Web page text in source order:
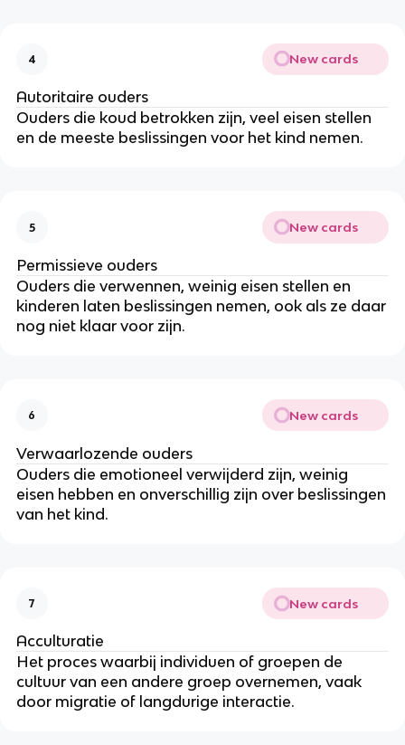
4 New cards
Autoritaire ouders
Ouders die koud betrokken zijn, veel eisen stellen
en de meeste beslissingen voor het kind nemen.
5 New cards
Permissieve ouders
Ouders die verwennen, weinig eisen stellen en
kinderen laten beslissingen nemen, ook als ze daar
nog niet klaar voor zijn.
6 New cards
Verwaarlozende ouders
Ouders die emotioneel verwijderd zijn, weinig
eisen hebben en onverschillig zijn over beslissingen
van het kind.
7 New cards
Acculturatie
Het proces waarbij individuen of groepen de
cultuur van een andere groep overnemen, vaak
door migratie of langdurige interactie.